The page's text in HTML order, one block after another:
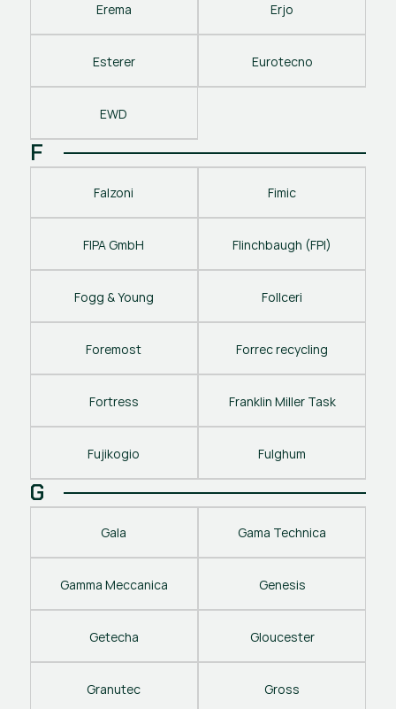
Erema Erjo
Esterer Eurotecno
EWD
F
Falzoni Fimic
FIPA GmbH Flinchbaugh (FPI)
Fogg & Young Follceri
Foremost Forrec recycling
Fortress Franklin Miller Task
Fujikogio Fulghum
G
Gala Gama Technica
Gamma Meccanica Genesis
Getecha Gloucester
Granutec Gross